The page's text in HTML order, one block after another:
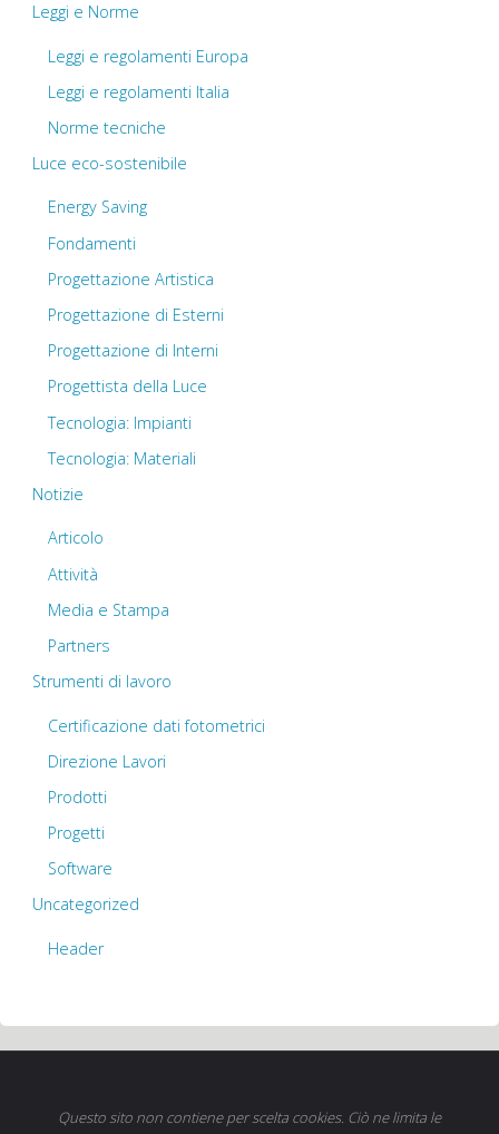
Leggi e Norme
Leggi e regolamenti Europa
Leggi e regolamenti Italia
Norme tecniche
Luce eco-sostenibile
Energy Saving
Fondamenti
Progettazione Artistica
Progettazione di Esterni
Progettazione di Interni
Progettista della Luce
Tecnologia: Impianti
Tecnologia: Materiali
Notizie
Articolo
Attività
Media e Stampa
Partners
Strumenti di lavoro
Certificazione dati fotometrici
Direzione Lavori
Prodotti
Progetti
Software
Uncategorized
Header
Questo sito non contiene per scelta cookies. Ciò ne limita le